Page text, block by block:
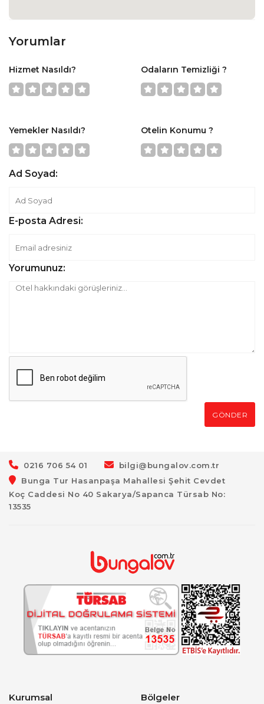
Yorumlar
Hizmet Nasıldı? Odaların Temizliği ?
Yemekler Nasıldı? Otelin Konumu ?
Ad Soyad:
E-posta Adresi:
Yorumunuz:
GÖNDER
0216 706 54 01
bilgi@bungalov.com.tr
Bunga Tur Hasanpaşa Mahallesi Şehit Cevdet
Koç Caddesi No 40 Sakarya/Sapanca Türsab No:
13535
Kurumsal Bölgeler